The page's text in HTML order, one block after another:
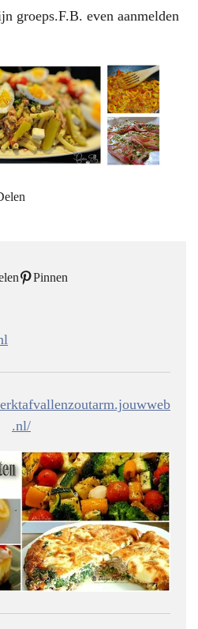
groeps.F.B. even aanmelden
Pinnen
.nl/